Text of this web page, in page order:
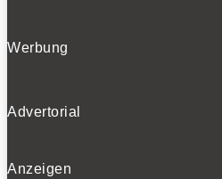
Werbung
Advertorial
Anzeigen